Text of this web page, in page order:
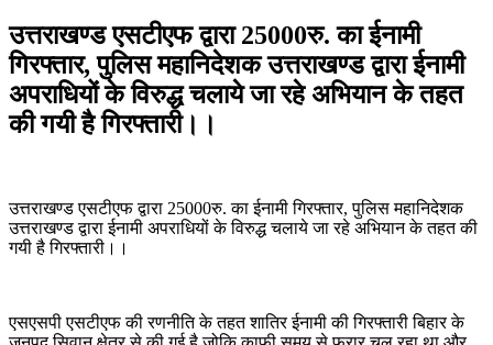
उत्तराखण्ड एसटीएफ द्वारा 25000रु. का ईनामी
गिरफ्तार, पुलिस महानिदेशक उत्तराखण्ड द्वारा ईनामी
अपराधियों के विरुद्ध चलाये जा रहे अभियान के तहत
की गयी है गिरफ्तारी।।
उत्तराखण्ड एसटीएफ द्वारा 25000रु. का ईनामी गिरफ्तार, पुलिस महानिदेशक
उत्तराखण्ड द्वारा ईनामी अपराधियों के विरुद्ध चलाये जा रहे अभियान के तहत की
गयी है गिरफ्तारी।।
एसएसपी एसटीएफ की रणनीति के तहत शातिर ईनामी की गिरफ्तारी बिहार के